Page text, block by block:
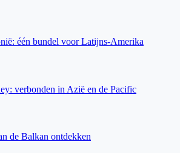
één bundel voor Latijns-Amerika
verbonden in Azië en de Pacific
de Balkan ontdekken